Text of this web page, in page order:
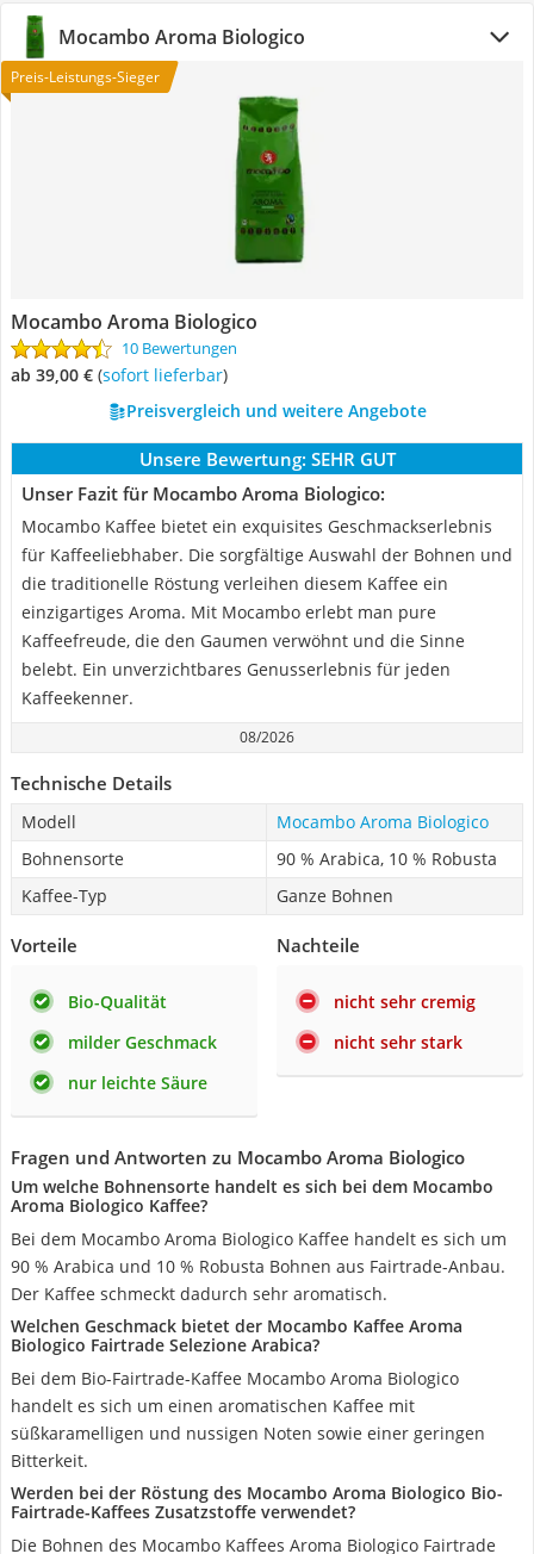
Mocambo Aroma Biologico
Preis-Leistungs-Sieger
Mocambo Aroma Biologico
10 Bewertungen
ab 39,00 € ( Sofort lieferbar)
Preisvergleich und weitere Angebote
Unsere Bewertung: SEHR GUT
Unser Fazit für Mocambo Aroma Biologico:
Mocambo Kaffee bietet ein exquisites Geschmackserlebnis
für Kaffeeliebhaber. Die sorgfältige Auswahl der Bohnen und
die traditionelle Röstung verleihen diesem Kaffee ein
einzigartiges Aroma. Mit Mocambo erlebt man pure
Kaffeefreude, die den Gaumen verwöhnt und die Sinne
belebt. Ein unverzichtbares Genusserlebnis für jeden
Kaffeekenner.
08/2026
Technische Details
Modell
Mocambo Aroma Biologico
Bohnensorte
90 % Arabica, 10 % Robusta
Kaffee-Typ
Ganze Bohnen
Vorteile
Bio-Qualität
milder Geschmack
nur leichte Säure
Nachteile
nicht sehr cremig
nicht sehr stark
Fragen und Antworten zu Mocambo Aroma Biologico
Um welche Bohnensorte handelt es sich bei dem Mocambo
Aroma Biologico Kaffee?
Bei dem Mocambo Aroma Biologico Kaffee handelt es sich um
90 % Arabica und 10 % Robusta Bohnen aus Fairtrade-Anbau.
Der Kaffee schmeckt dadurch sehr aromatisch.
Welchen Geschmack bietet der Mocambo Kaffee Aroma
Biologico Fairtrade Selezione Arabica?
Bei dem Bio-Fairtrade-Kaffee Mocambo Aroma Biologico
handelt es sich um einen aromatischen Kaffee mit
süßkaramelligen und nussigen Noten sowie einer geringen
Bitterkeit.
Werden bei der Röstung des Mocambo Aroma Biologico Bio-
Fairtrade-Kaffees Zusatzstoffe verwendet?
Die Bohnen des Mocambo Kaffees Aroma Biologico Fairtrade